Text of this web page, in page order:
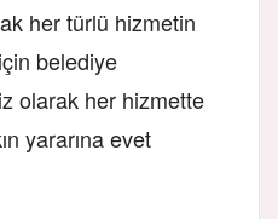
her türlü hizmetin
belediye
olarak her hizmette
yararına evet